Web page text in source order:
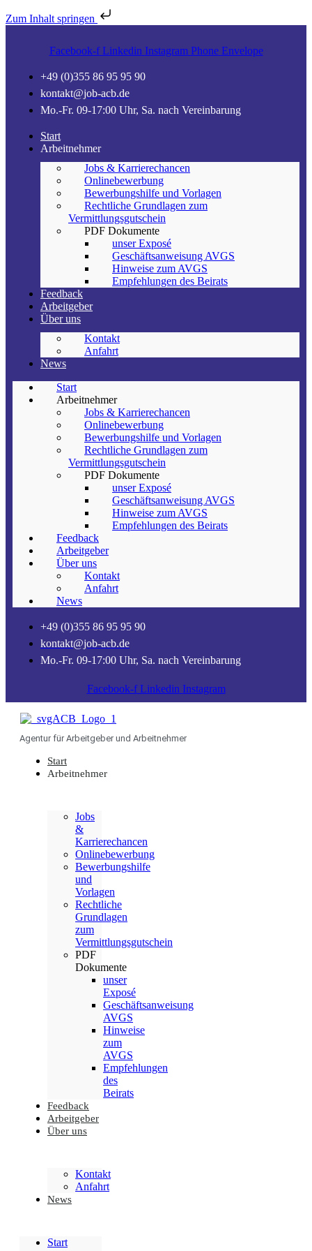
Zum Inhalt springen
Facebook-f Linkedin Instagram Phone Envelope
+49 (0)355 86 95 95 90
kontakt@job-acb.de
Mo.-Fr. 09-17:00 Uhr, Sa. nach Vereinbarung
Start
Arbeitnehmer
Jobs & Karrierechancen
Onlinebewerbung
Bewerbungshilfe und Vorlagen
Rechtliche Grundlagen zum
Vermittlungsgutschein
PDF Dokumente
unser Exposé
Geschäftsanweisung AVGS
Hinweise zum AVGS
Empfehlungen des Beirats
Feedback
Arbeitgeber
Über uns
Kontakt
Anfahrt
News
Start
Arbeitnehmer
Jobs & Karrierechancen
Onlinebewerbung
Bewerbungshilfe und Vorlagen
Rechtliche Grundlagen zum
Vermittlungsgutschein
PDF Dokumente
unser Exposé
Geschäftsanweisung AVGS
Hinweise zum AVGS
Empfehlungen des Beirats
Feedback
Arbeitgeber
Über uns
Kontakt
Anfahrt
News
+49 (0)355 86 95 95 90
kontakt@job-acb.de
Mo.-Fr. 09-17:00 Uhr, Sa. nach Vereinbarung
Facebook-f Linkedin Instagram
Agentur für Arbeitgeber und Arbeitnehmer
Start
Arbeitnehmer
Jobs
&
Karrierechancen
Onlinebewerbung
Bewerbungshilfe
und
Vorlagen
Rechtliche
Grundlagen
zum
Vermittlungsgutschein
PDF
Dokumente
unser
Exposé
Geschäftsanweisung
AVGS
Hinweise
zum
AVGS
Empfehlungen
des
Beirats
Feedback
Arbeitgeber
Über uns
Kontakt
Anfahrt
News
Start